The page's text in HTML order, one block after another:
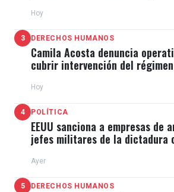
Hoy
3 DERECHOS HUMANOS
Camila Acosta denuncia
cubrir intervención del
Hoy
4 POLÍTICA
EEUU sanciona a empresas de
jefes militares de la dictadura
Ayer
5 DERECHOS HUMANOS